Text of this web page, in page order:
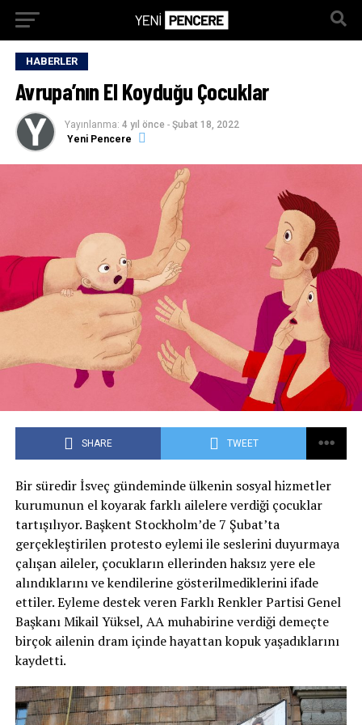
HABERLER
Avrupa’nın El Koyduğu Çocuklar
Yayınlanma: 4 yıl önce - Şubat 18, 2022
Yeni Pencere
SHARE TWEET
Bir süredir İsveç gündeminde ülkenin sosyal hizmetler
kurumunun el koyarak farklı ailelere verdiği çocuklar
tartışılıyor. Başkent Stockholm’de 7 Şubat’ta
gerçekleştirilen protesto eylemi ile seslerini duyurmaya
çalışan aileler, çocukların ellerinden haksız yere ele
alındıklarını ve kendilerine gösterilmediklerini ifade
ettiler. Eyleme destek veren Farklı Renkler Partisi Genel
Başkanı Mikail Yüksel, AA muhabirine verdiği demeçte
birçok ailenin dram içinde hayattan kopuk yaşadıklarını
kaydetti.